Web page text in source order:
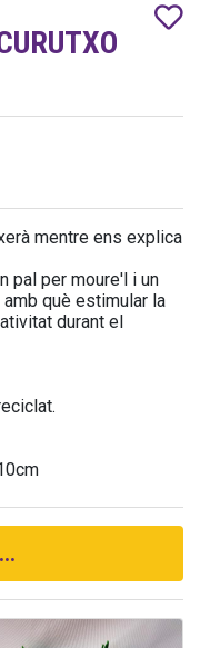
mentre ens explica
pal per moure'l i un
què estimular la
durant el